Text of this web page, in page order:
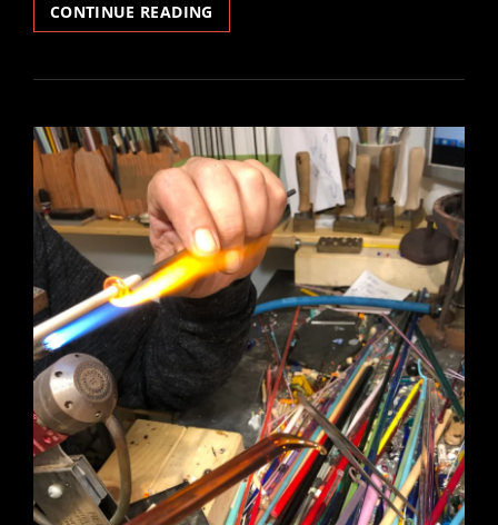
CONTINUE READING
ARTIGIANI.
CURA
MUSICALI.